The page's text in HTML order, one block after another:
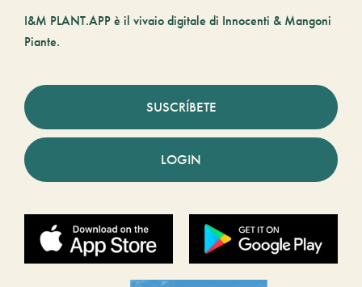
I&M PLANT.APP è il vivaio digitale di Innocenti & Mangoni
Piante.
SUSCRÍBETE
LOGIN